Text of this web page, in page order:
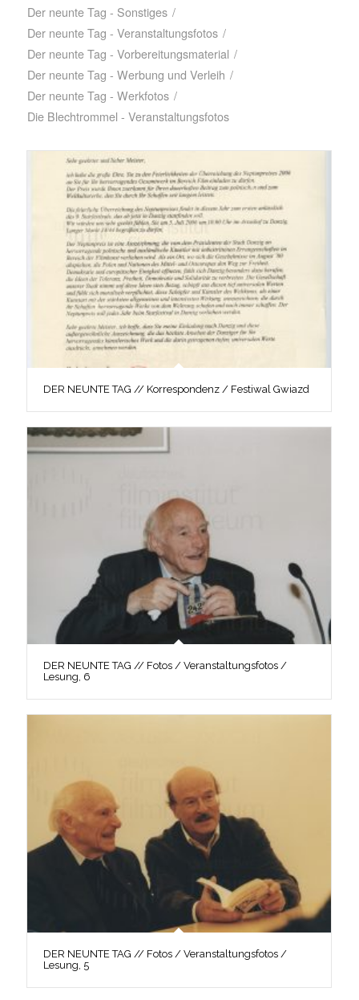
Der neunte Tag - Sonstiges /
Der neunte Tag - Veranstaltungsfotos /
Der neunte Tag - Vorbereitungsmaterial /
Der neunte Tag - Werbung und Verleih /
Der neunte Tag - Werkfotos /
Die Blechtrommel - Veranstaltungsfotos
DER NEUNTE TAG // Korrespondenz / Festiwal Gwiazd
DER NEUNTE TAG // Fotos / Veranstaltungsfotos /
Lesung, 6
DER NEUNTE TAG // Fotos / Veranstaltungsfotos /
Lesung, 5